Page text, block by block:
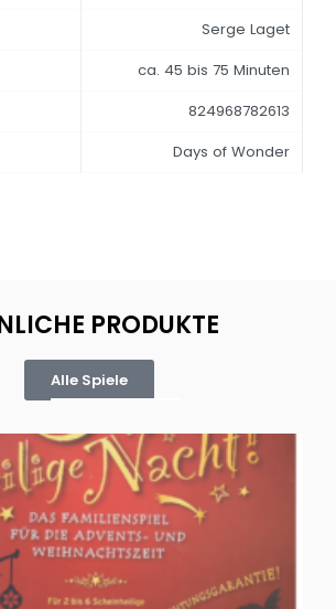
Serge Laget
ca. 45 bis 75 Minuten
824968782613
Days of Wonder
PRODUKTE
Alle Spiele